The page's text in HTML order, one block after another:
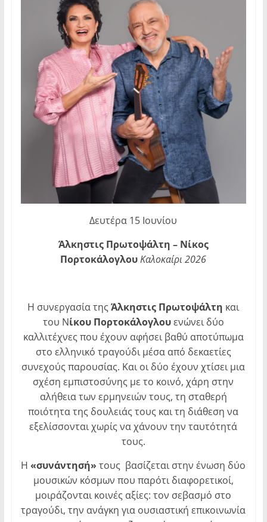
Δευτέρα 15 Ιουνίου
Άλκηστις Πρωτοψάλτη – Νίκος
ΠορτοκάλογλουΚαλοκαίρι 2026
Η συνεργασία τηςΆλκηστις Πρωτοψάλτη και
του Νίκου Πορτοκάλογλουενώνει δύο
καλλιτέχνες που έχουν αφήσει βαθύ αποτύπωμα
στο ελληνικό τραγούδι μέσα από δεκαετίες
συνεχούς παρουσίας. Και οι δύο έχουν χτίσει μια
σχέση εμπιστοσύνης με το κοινό, χάρη στην
αλήθεια των ερμηνειών τους, τη σταθερή
ποιότητα της δουλειάς τους και τη διάθεση να
εξελίσσονται χωρίς να χάνουν την ταυτότητά
τους.
Η«συνάντησή» τους βασίζεται στην ένωση δύο
μουσικών κόσμων που παρότι διαφορετικοί,
μοιράζονται κοινές αξίες: τον σεβασμό στο
τραγούδι, την ανάγκη για ουσιαστική επικοινωνία